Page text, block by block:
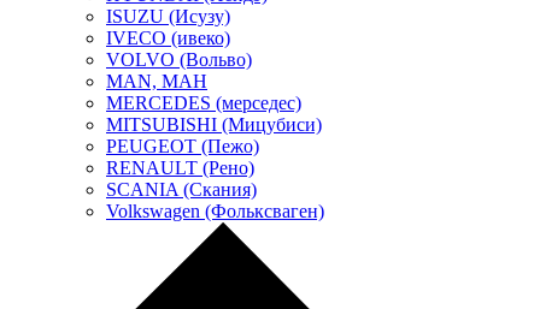
ISUZU (Исузу)
IVECO (ивеко)
VOLVO (Вольво)
MAN, МАН
MERCEDES (мерседес)
MITSUBISHI (Мицубиси)
PEUGEOT (Пежо)
RENAULT (Рено)
SCANIA (Скания)
Volkswagen (Фольксваген)